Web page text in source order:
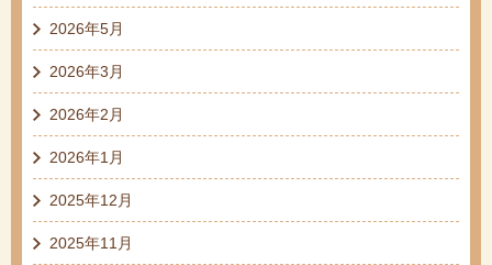
2026年5月
2026年3月
2026年2月
2026年1月
2025年12月
2025年11月